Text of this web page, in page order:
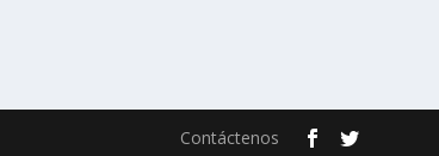
Contáctenos